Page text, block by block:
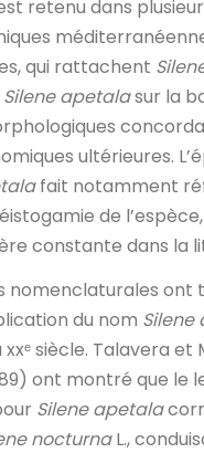
retenu dans
qui rattachent
Silene apetalasur la
ultérieures.
fait notamment
de
constante dans la
nomenclaturales ont
du nom Silene
xxᵉ siècle. Talavera et
ont montré que le
Silene apetala
nocturnaL.,